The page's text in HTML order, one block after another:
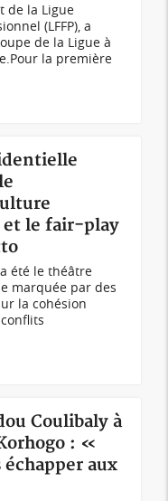
de la Ligue
(LFFP), a
de la Ligue à
la première
et le fair-play
été le théâtre
marquée par des
la cohésion
Coulibaly à
: «
aux